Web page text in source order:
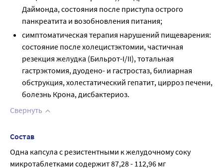
Даймонда, состояния после приступа острого
панкреатита и возобновления питания;
симптоматическая терапия нарушений пищеварения:
состояние после холецистэктомии, частичная
резекция желудка (Бильрот-I/II), тотальная
гастрэктомия, дуодено- и гастростаз, билиарная
обструкция, холестатический гепатит, цирроз печени,
болезнь Крона, дисбактериоз.
Свернуть
Состав
Одна капсула с резистентными к желудочному соку
микротаблетками содержит 87,28 - 112,96 мг